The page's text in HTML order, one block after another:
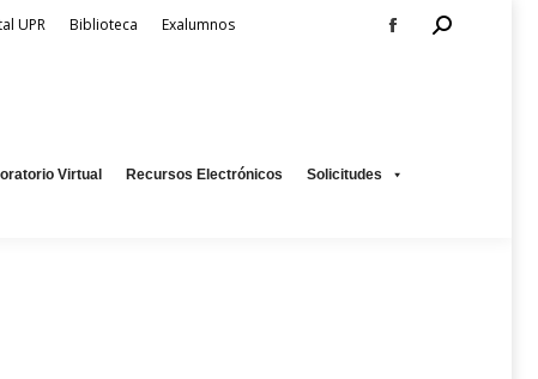
UPR Biblioteca Exalumnos
Facebook
Search:
Virtual Recursos Electrónicos Solicitudes